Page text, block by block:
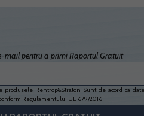
mail pentru a primi Raportul Gratuit
produsele Rentrop&Straton. Sunt de acord ca
Regulamentului UE 679/2016